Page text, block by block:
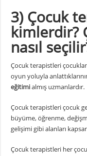
3) Çocuk
kimlerdir?
nasıl
Çocuk terapistleri
oyun yoluyla
eğitimialmış uzmanlardır.
Çocuk terapistleri çocuk
büyüme, öğrenme,
gelişimi gibi alanları
Çocuk terapistleri her